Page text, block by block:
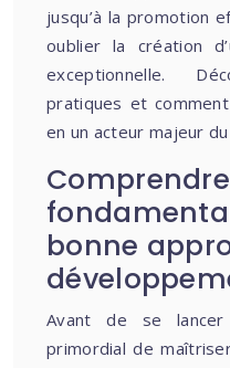
jusqu’à la promotion
oublier la création
exceptionnelle.
pratiques et
en un acteur majeur
bonne
Avant de se
primordial de